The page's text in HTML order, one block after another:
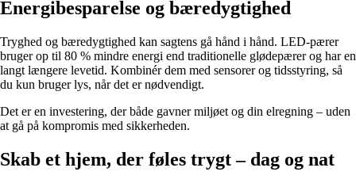
Energibesparelse og bæredygtighed
Tryghed og bæredygtighed kan sagtens gå hånd i hånd. LED-pærer
bruger op til 80 % mindre energi end traditionelle glødepærer og har en
langt længere levetid. Kombinér dem med sensorer og tidsstyring, så
du kun bruger lys, når det er nødvendigt.
Det er en investering, der både gavner miljøet og din elregning – uden
at gå på kompromis med sikkerheden.
Skab et hjem, der føles trygt – dag og nat